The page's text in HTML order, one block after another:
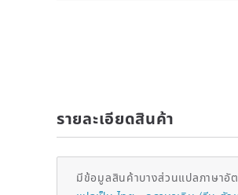
รายละเอียดสินค้า
มีข้อมูลสินค้าบางส่วนแปลภาษาอั